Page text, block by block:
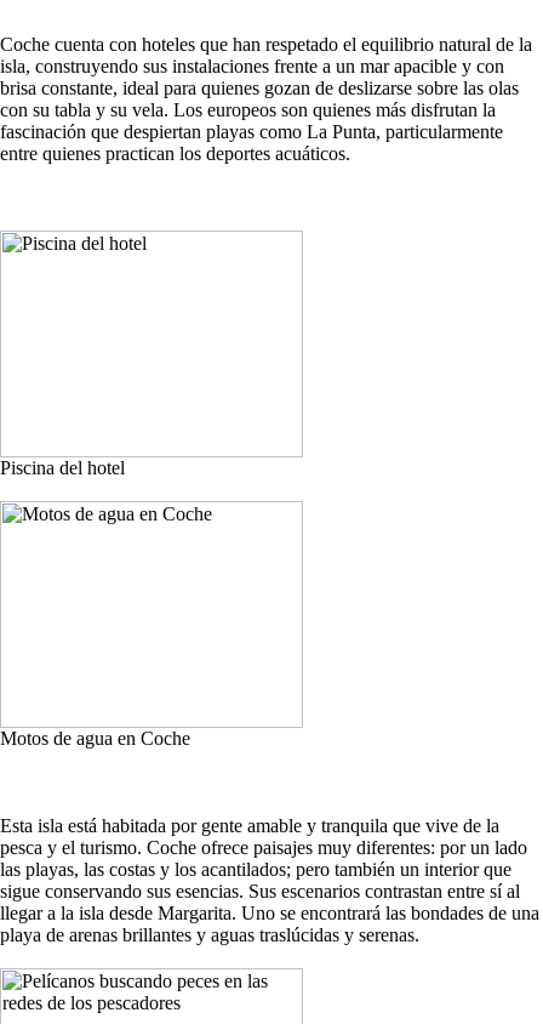
Coche cuenta con hoteles que han respetado el equilibrio natural de la
isla, construyendo sus instalaciones frente a un mar apacible y con
brisa constante, ideal para quienes gozan de deslizarse sobre las olas
con su tabla y su vela. Los europeos son quienes más disfrutan la
fascinación que despiertan playas como La Punta, particularmente
entre quienes practican los deportes acuáticos.
Piscina del hotel
Motos de agua en Coche
Esta isla está habitada por gente amable y tranquila que vive de la
pesca y el turismo. Coche ofrece paisajes muy diferentes: por un lado
las playas, las costas y los acantilados; pero también un interior que
sigue conservando sus esencias. Sus escenarios contrastan entre sí al
llegar a la isla desde Margarita. Uno se encontrará las bondades de una
playa de arenas brillantes y aguas traslúcidas y serenas.